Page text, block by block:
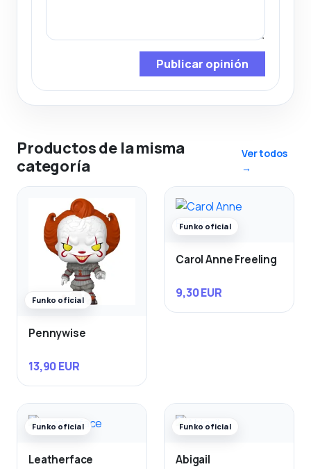
Publicar opinión
Productos de la misma
categoría
Ver todos
→
Funko oficial
Pennywise
13,90 EUR
Funko oficial
Carol Anne Freeling
9,30 EUR
Funko oficial
Leatherface
Funko oficial
Abigail